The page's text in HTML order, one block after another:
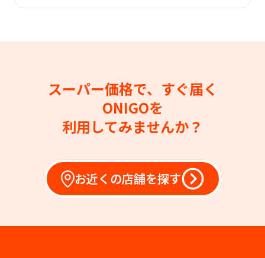
スーパー価格で、すぐ届く
ONIGOを
利用してみませんか？
お近くの店舗を探す